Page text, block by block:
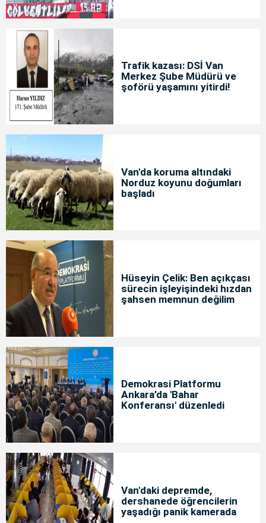
Trafik kazası: DSİ Van
Merkez Şube Müdürü ve
şoförü yaşamını yitirdi!
Van'da koruma altındaki
Norduz koyunu doğumları
başladı
Hüseyin Çelik: Ben açıkçası
sürecin işleyişindeki hızdan
şahsen memnun değilim
Demokrasi Platformu
Ankara’da 'Bahar
Konferansı' düzenledi
Van'daki depremde,
dershanede öğrencilerin
yaşadığı panik kamerada